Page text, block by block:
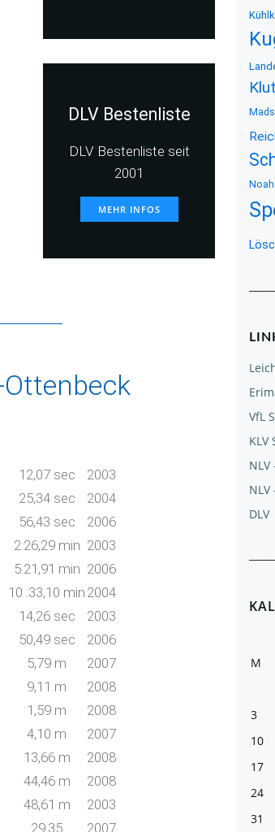
DLV Bestenliste
DLV Bestenliste seit
2001
MEHR INFOS
12,07 sec
2003
25,34 sec
2004
56,43 sec
2006
2:26,29 min 2003
5:21,91 min 2006
10 :33,10 min 2004
14,26 sec
2003
50,49 sec
2006
5,79 m
2007
9,11 m
2008
1,59 m
2008
4,10 m
2007
13,66 m
2008
44,46 m
2008
48,61 m
2003
29.35 2007
VfL
KLV
DLV
M
3
10
17
24
31